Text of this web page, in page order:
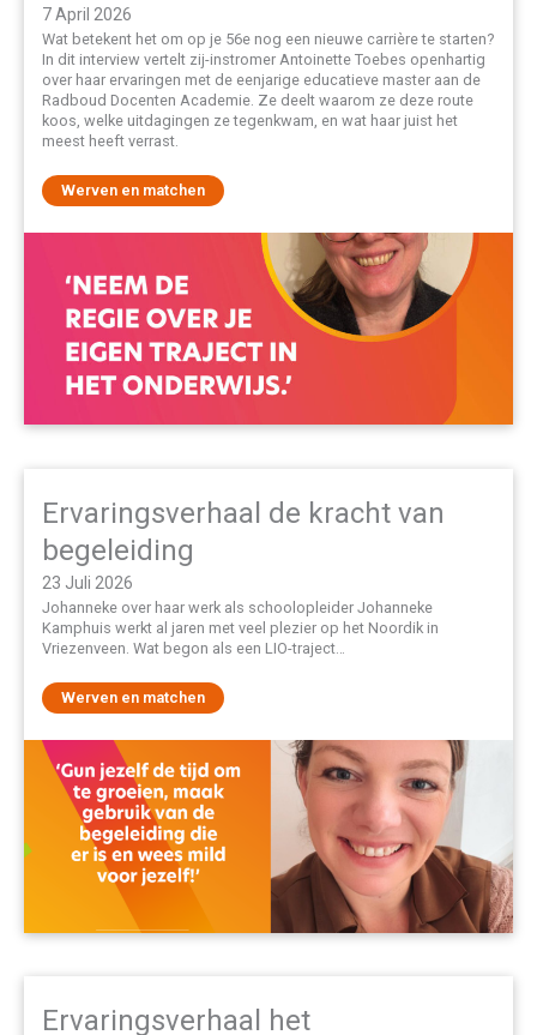
7 April 2026
Wat betekent het om op je 56e nog een nieuwe carrière te starten?
In dit interview vertelt zij-instromer Antoinette Toebes openhartig
over haar ervaringen met de eenjarige educatieve master aan de
Radboud Docenten Academie. Ze deelt waarom ze deze route
koos, welke uitdagingen ze tegenkwam, en wat haar juist het
meest heeft verrast.
Werven en matchen
Ervaringsverhaal de kracht van
begeleiding
23 Juli 2026
Johanneke over haar werk als schoolopleider Johanneke
Kamphuis werkt al jaren met veel plezier op het Noordik in
Vriezenveen. Wat begon als een LIO-traject…
Werven en matchen
Ervaringsverhaal het